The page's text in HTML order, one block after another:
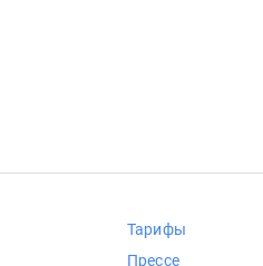
Тарифы
Прессе